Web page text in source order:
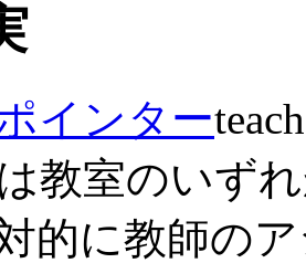
インター
教室のいず
的に教師の